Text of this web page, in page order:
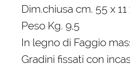
Dim.chiusa cm. 55 x 11
Peso Kg. 9,5
In legno di Faggio
Gradini fissati con